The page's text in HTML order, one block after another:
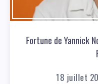
Fortune de Yannick
18 juillet